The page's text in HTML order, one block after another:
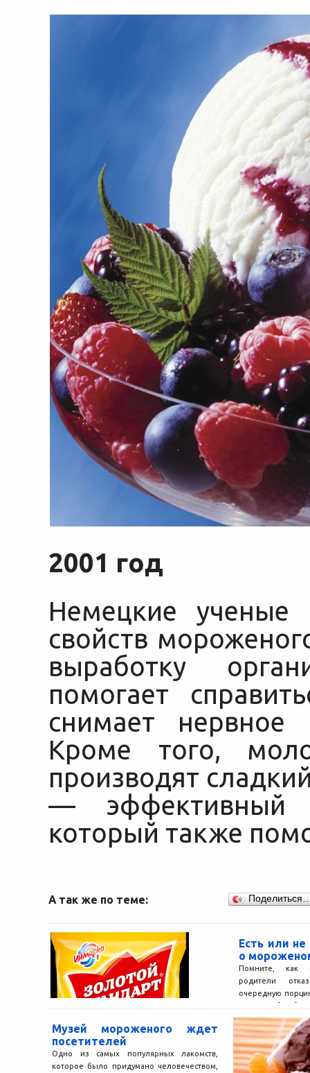
2001 год
Немецкие
свойств
выработку
помогает
снимает нервное
Кроме того,
производят
— эффективный
который также
А так же по теме:
Есть или не
о
Помните, как
родители
очередную
давали себе
Музей мороженого ждет
посетителей
Одно из самых популярных лакомств,
которое было придумано человечеством,